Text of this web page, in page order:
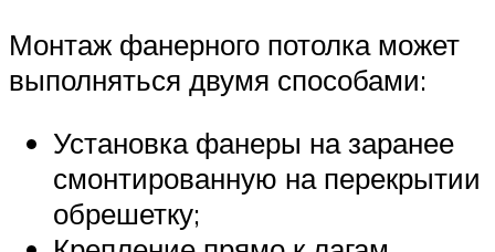
Монтаж фанерного потолка может
выполняться двумя способами:
Установка фанеры на заранее
смонтированную на перекрытии
обрешетку;